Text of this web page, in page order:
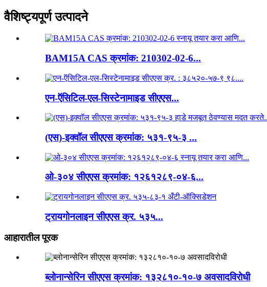
वैशिष्ट्यपूर्ण उत्पादने
BAM15A CAS क्रमांक: 210302-02-6...
एन-ऍसिटिल-एल-सिस्टेनामाइड सीएएस...
(एस)-इक्वॉल सीएएस क्रमांक: ५३१-९५-३ ...
ओ-३०४ सीएएस क्रमांक: १२६१२८९-०४-६...
ट्रायगोनलाइन सीएएस क्र. ५३५...
आहारातील पूरक
ब्लोनान्सेरिन सीएएस क्रमांक: १३२८१०-१०-७ अवसादविरोधी